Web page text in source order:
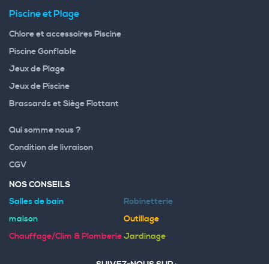
Piscine et Plage
Chlore et accessoires Piscine
Piscine Gonflable
Jeux de Plage
Jeux de Piscine
Brassards et Siège Flottant
Qui somme nous ?
Condition de livraison
CGV
NOS CONSEILS
Salles de bain
Robinetterie
maison
Outillage
Chauffage/Clim & PlomberieJardinage